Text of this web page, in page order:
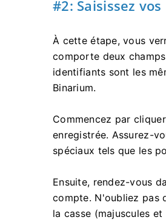
#2: Saisissez
À cette étape, vous
comporte deux
identifiants sont les
Binarium.
Commencez par
enregistrée. Assurez-
spéciaux tels que les
Ensuite, rendez-vous
compte. N'oubliez pas
la casse (majuscules